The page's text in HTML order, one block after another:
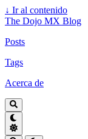
↓ Ir al contenido
The Dojo MX Blog
Posts
Tags
Acerca de